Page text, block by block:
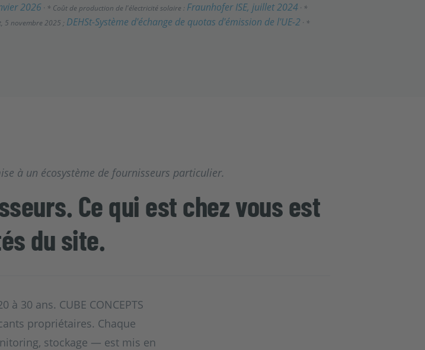
2026 · * Coût de production de l'électricité solaire : Fraunhofer ISE, juillet 2024 · *
5 novembre 2025 ; DEHSt-Système d'échange de quotas d'émission de l'UE-2 · *
à un écosystème de fournisseurs particulier.
Ce qui est chez vous est
du site.
30 ans. CUBE CONCEPTS
propriétaires. Chaque
stockage — est mis en